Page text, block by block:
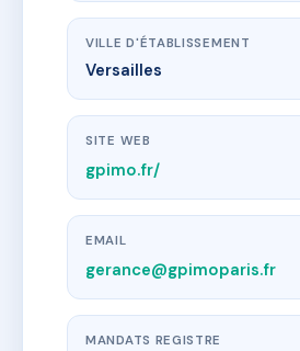
VILLE D'ÉTABLISSEMENT
Versailles
SITE WEB
gpimo.fr/
EMAIL
gerance@gpimoparis.fr
MANDATS REGISTRE